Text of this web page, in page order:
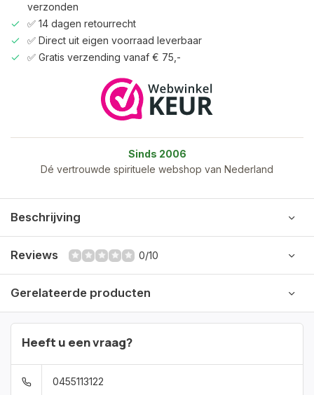
verzonden
✅ 14 dagen retourrecht
✅ Direct uit eigen voorraad leverbaar
✅ Gratis verzending vanaf € 75,-
Sinds 2006
Dé vertrouwde spirituele webshop van Nederland
Beschrijving
Reviews 0/10
Gerelateerde producten
Heeft u een vraag?
0455113122